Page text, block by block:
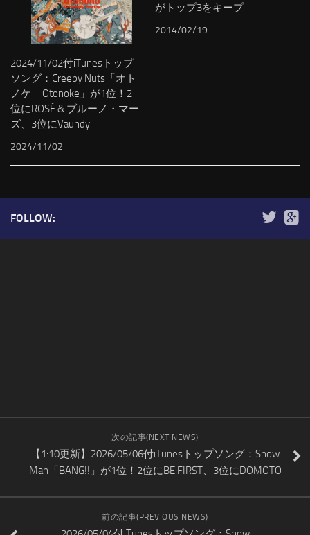
2024/11/02付iTunesトップ
ソング：Creepy Nuts「オト
ノケ – Otonoke」が1位！2
位にROSÉ & ブルーノ・マー
ズ、3位にVaundy
2024/11/02
がトップ3をキープ
2014/02/19
FOLLOW:
次の記事(NEXT NEWS)
【1:10更新】2026/05/06付iTunesトップソング：Snow
Man「BANG!!」が1位！2位にBE:FIRST、3位にDOMOTO
前の記事(PREVIOUS NEWS)